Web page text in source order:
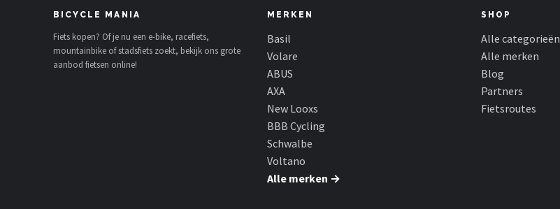
BICYCLE MANIA
Fiets kopen? Of je nu een e-bike, racefiets,
mountainbike of stadsfiets zoekt, bekijk ons grote
aanbod fietsen online!
MERKEN
Basil
Volare
ABUS
AXA
New Looxs
BBB Cycling
Schwalbe
Voltano
Alle merken →
SHOP
Alle categorieën
Alle merken
Blog
Partners
Fietsroutes